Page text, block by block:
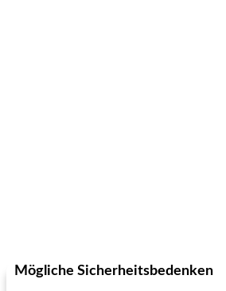
Mögliche Sicherheitsbedenken